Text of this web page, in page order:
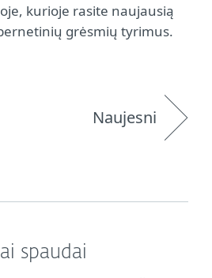
kurioje rasite naujausią
grėsmių tyrimus.
Naujesni
spaudai